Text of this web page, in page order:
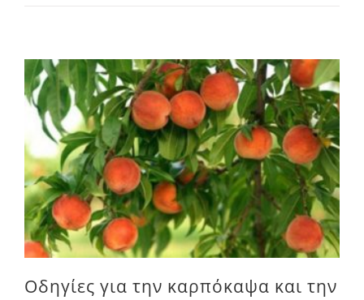
Οδηγίες για την καρπόκαψα και την